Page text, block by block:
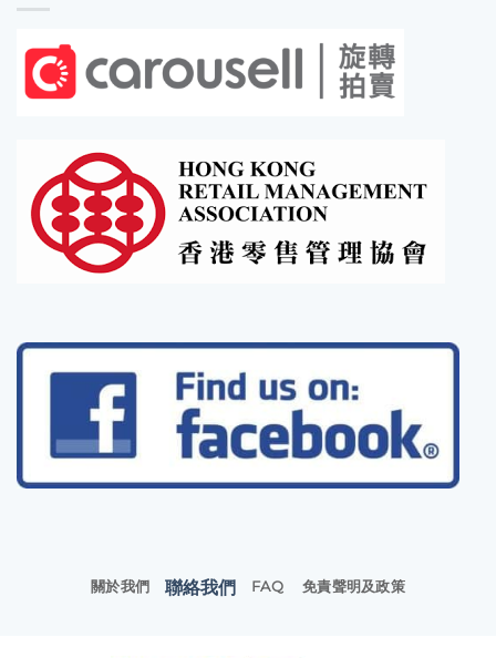
關於我們 聯絡我們 FAQ 免責聲明及政策